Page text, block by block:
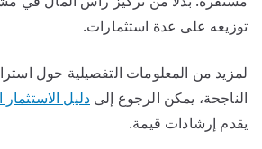
توزيعه على عدة استثمارات.
لمزيد من المعلومات التفصيلية حول
الناجحة، يمكن الرجوع إلى دليل
يقدم إرشادات قيمة.